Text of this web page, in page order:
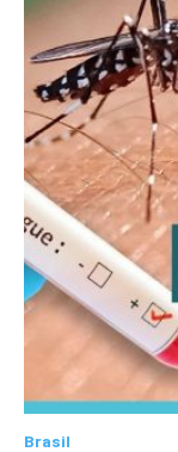
Brasil